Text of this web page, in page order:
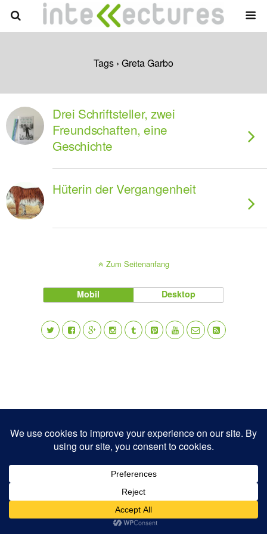
Tags › Greta Garbo
Drei Schriftsteller, zwei
Freundschaften, eine
Geschichte
Hüterin der Vergangenheit
Zum Seitenanfang
Mobil Desktop